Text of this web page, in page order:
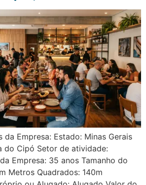
da Empresa: Estado: Minas Gerais
do Cipó Setor de atividade:
Empresa: 35 anos Tamanho do
Metros Quadrados: 140m